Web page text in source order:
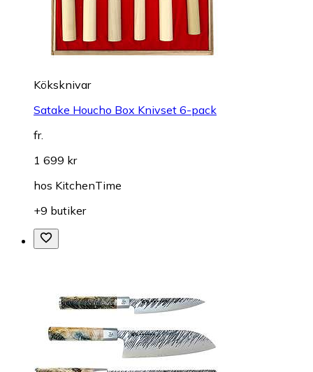
Köksknivar
Satake Houcho Box Knivset 6-pack
fr.
1 699 kr
hos KitchenTime
+9 butiker